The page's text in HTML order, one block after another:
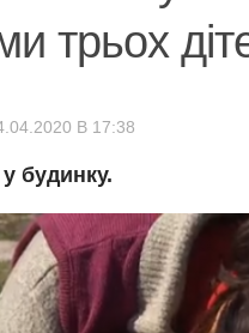
трьох
В 17:38
будинку.